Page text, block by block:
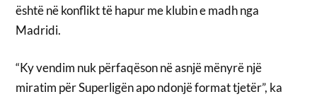
është në konflikt të hapur me klubin e madh nga
Madridi.
“Ky vendim nuk përfaqëson në asnjë mënyrë një
miratim për Superligën apo ndonjë format tjetër”, ka